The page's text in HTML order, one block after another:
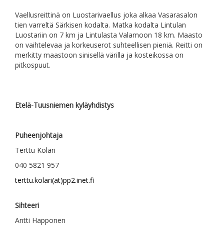
Vaellusreittinä on Luostarivaellus joka alkaa Vasarasalon
tien varreltä Särkisen kodalta. Matka kodalta Lintulan
Luostariin on 7 km ja Lintulasta Valamoon 18 km. Maasto
on vaihtelevaa ja korkeuserot suhteellisen pieniä. Reitti on
merkitty maastoon sinisellä värilla ja kosteikossa on
pitkospuut.
Etelä-Tuusniemen kyläyhdistys
Puheenjohtaja
Terttu Kolari
040 5821 957
terttu.kolari(at)pp2.inet.fi
Sihteeri
Antti Happonen